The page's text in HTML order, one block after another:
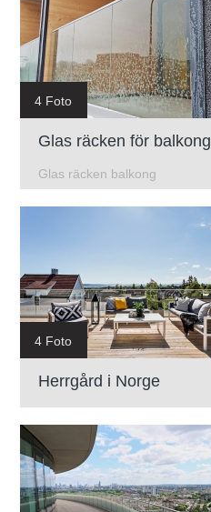
4 Foto
Glas räcken för balkong
Glas räcken balkong
4 Foto
Herrgård i Norge